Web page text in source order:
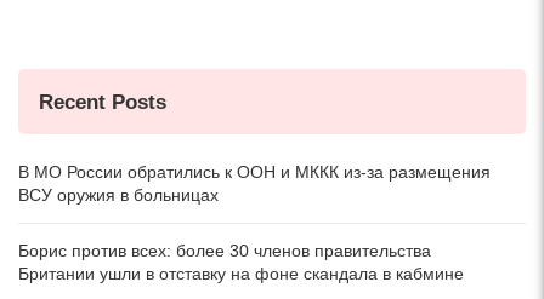
Recent Posts
В МО России обратились к ООН и МККК из-за размещения
ВСУ оружия в больницах
Борис против всех: более 30 членов правительства
Британии ушли в отставку на фоне скандала в кабмине